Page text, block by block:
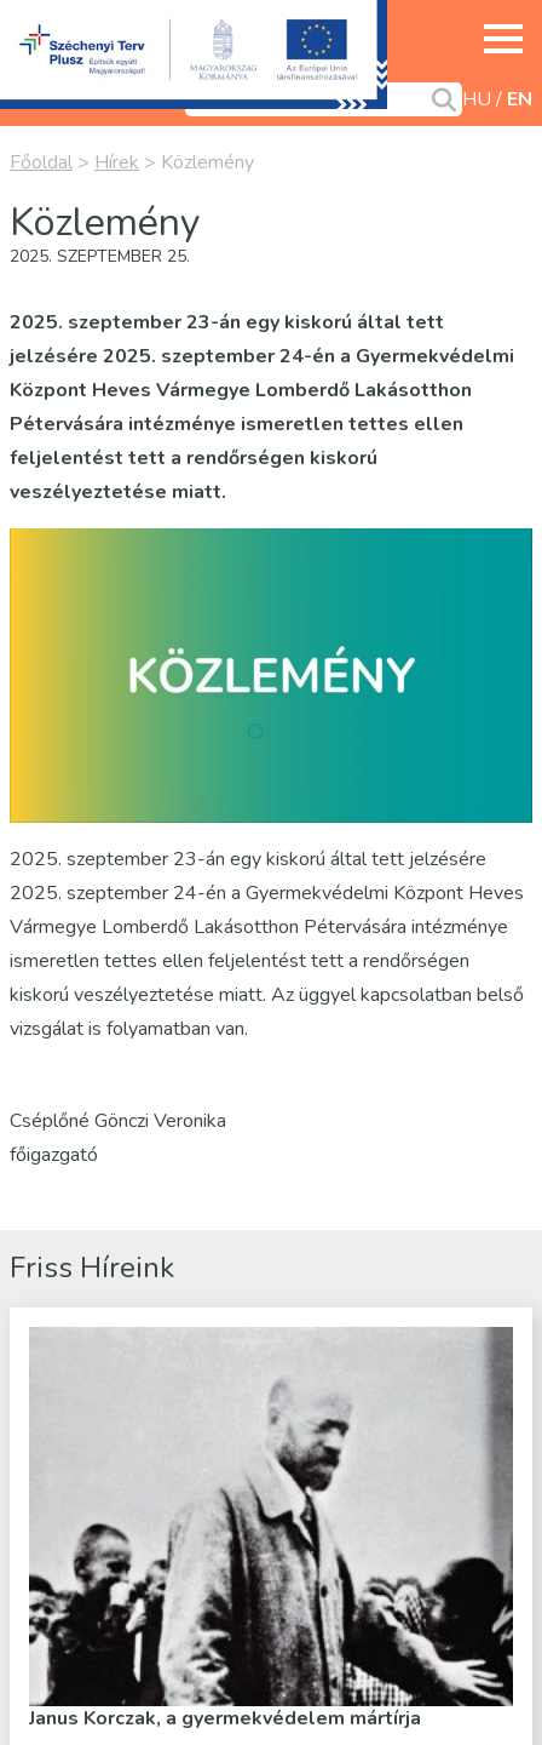
HU EN
Főoldal > Hírek > Közlemény
Közlemény
2025. SZEPTEMBER 25.
2025. szeptember 23-án egy kiskorú által tett
jelzésére 2025. szeptember 24-én a Gyermekvédelmi
Központ Heves Vármegye Lomberdő Lakásotthon
Pétervására intézménye ismeretlen tettes ellen
feljelentést tett a rendőrségen kiskorú
veszélyeztetése miatt.
2025. szeptember 23-án egy kiskorú által tett jelzésére
2025. szeptember 24-én a Gyermekvédelmi Központ Heves
Vármegye Lomberdő Lakásotthon Pétervására intézménye
ismeretlen tettes ellen feljelentést tett a rendőrségen
kiskorú veszélyeztetése miatt. Az üggyel kapcsolatban belső
vizsgálat is folyamatban van.
Cséplőné Gönczi Veronika
főigazgató
Friss Híreink
Janus Korczak, a gyermekvédelem mártírja